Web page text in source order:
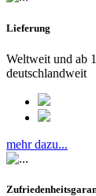
Lieferung
Weltweit und ab
deutschlandweit
mehr dazu...